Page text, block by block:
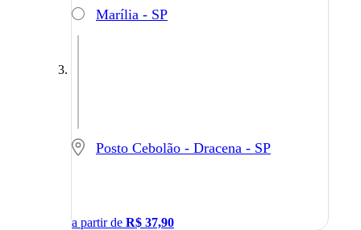
Marília - SP
Posto Cebolão - Dracena - SP
a partir de R$ 37,90